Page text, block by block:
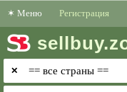
✶ Меню Регистрация
sellbuy
✕